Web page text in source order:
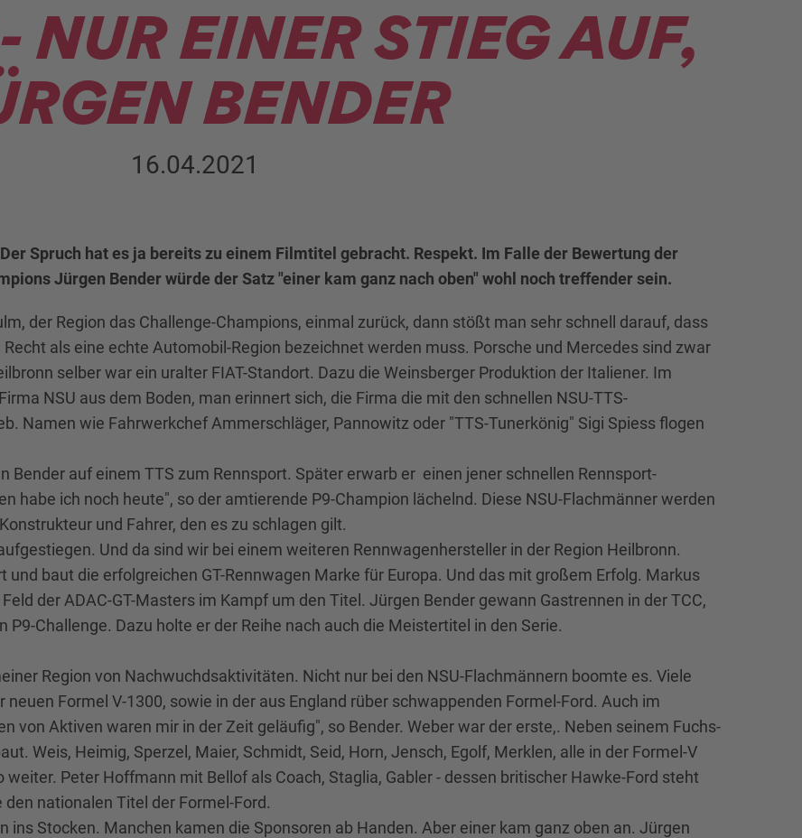
NUR EINER STIEG AUF,
BENDER
16.04.2021
Spruch hat es ja bereits zu einem Filmtitel gebracht. Respekt. Im Falle der Bewertung der
Jürgen Bender würde der Satz "einer kam ganz nach oben" wohl noch treffender sein.
der Region das Challenge-Champions, einmal zurück, dann stößt man sehr schnell darauf, dass
als eine echte Automobil-Region bezeichnet werden muss. Porsche und Mercedes sind zwar
selber war ein uralter FIAT-Standort. Dazu die Weinsberger Produktion der Italiener. Im
NSU aus dem Boden, man erinnert sich, die Firma die mit den schnellen NSU-TTS-
Namen wie Fahrwerkchef Ammerschläger, Pannowitz oder "TTS-Tunerkönig" Sigi Spiess flogen
Bender auf einem TTS zum Rennsport. Später erwarb er einen jener schnellen Rennsport-
habe ich noch heute", so der amtierende P9-Champion lächelnd. Diese NSU-Flachmänner werden
und Fahrer, den es zu schlagen gilt.
Und da sind wir bei einem weiteren Rennwagenhersteller in der Region Heilbronn.
baut die erfolgreichen GT-Rennwagen Marke für Europa. Und das mit großem Erfolg. Markus
der ADAC-GT-Masters im Kampf um den Titel. Jürgen Bender gewann Gastrennen in der TCC,
Challenge. Dazu holte er der Reihe nach auch die Meistertitel in den Serie.
Region von Nachwuchdsaktivitäten. Nicht nur bei den NSU-Flachmännern boomte es. Viele
Formel V-1300, sowie in der aus England rüber schwappenden Formel-Ford. Auch im
von Aktiven waren mir in der Zeit geläufig", so Bender. Weber war der erste,. Neben seinem Fuchs-
Weis, Heimig, Sperzel, Maier, Schmidt, Seid, Horn, Jensch, Egolf, Merklen, alle in der Formel-V
weiter. Peter Hoffmann mit Bellof als Coach, Staglia, Gabler - dessen britischer Hawke-Ford steht
nationalen Titel der Formel-Ford.
Stocken. Manchen kamen die Sponsoren ab Handen. Aber einer kam ganz oben an. Jürgen